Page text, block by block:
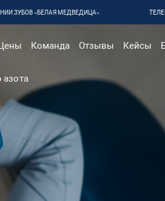
ЗУБОВ «БЕЛАЯ МЕДВЕДИЦА»
Команда Отзывы Кейсы